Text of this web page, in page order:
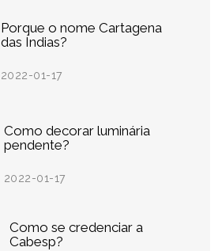
Porque o nome Cartagena
das Índias?
2022-01-17
Como decorar luminária
pendente?
2022-01-17
Como se credenciar a
Cabesp?